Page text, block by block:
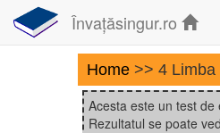
Învațăsingur.ro
Home >> 4
Acesta este un test de
Rezultatul se poate